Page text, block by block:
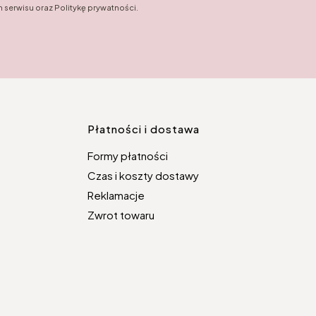
serwisu oraz Politykę prywatności.
Płatności i dostawa
Formy płatności
Czas i koszty dostawy
Reklamacje
Zwrot towaru